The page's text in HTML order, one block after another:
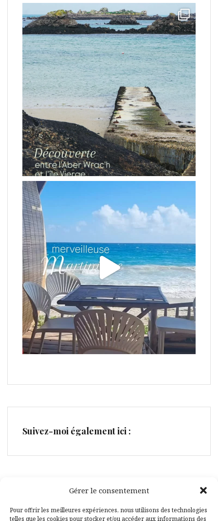
Gérer le consentement
Pour offrir les meilleures expériences, nous utilisons des technologies
telles que les cookies pour stocker et/ou accéder aux informations des
Suivez-moi également ici :
Facebook
Pinterest